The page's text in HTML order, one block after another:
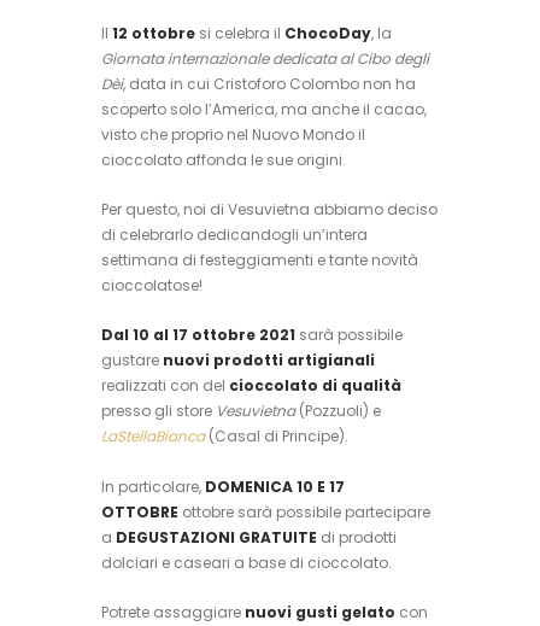
Il 12 ottobre si celebra il ChocoDay, la
Giornata internazionale dedicata al Cibo degli
Dèi, data in cui Cristoforo Colombo non ha
scoperto solo l’America, ma anche il cacao,
visto che proprio nel Nuovo Mondo il
cioccolato affonda le sue origini.
Per questo, noi di Vesuvietna abbiamo deciso
di celebrarlo dedicandogli un’intera
settimana di festeggiamenti e tante novità
cioccolatose!
Dal 10 al 17 ottobre 2021 sarà possibile
gustare nuovi prodotti artigianali
realizzati con del cioccolato di qualità
presso gli store Vesuvietna(Pozzuoli) e
LaStellaBianca (Casal di Principe).
In particolare, DOMENICA 10 E 17
OTTOBRE ottobre sarà possibile partecipare
a DEGUSTAZIONI GRATUITE di prodotti
dolciari e caseari a base di cioccolato.
Potrete assaggiare nuovi gusti gelato con